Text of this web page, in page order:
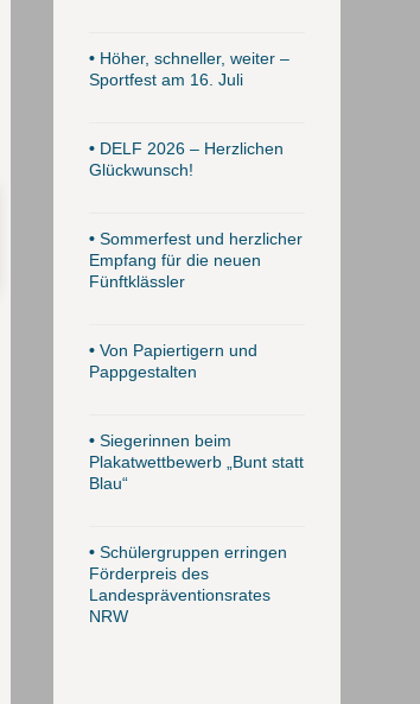
•Höher, schneller, weiter –
Sportfest am 16. Juli
•DELF 2026 – Herzlichen
Glückwunsch!
•Sommerfest und herzlicher
Empfang für die neuen
Fünftklässler
•Von Papiertigern und
Pappgestalten
•Siegerinnen beim
Plakatwettbewerb „Bunt statt
Blau“
•Schülergruppen erringen
Förderpreis des
Landespräventionsrates
NRW